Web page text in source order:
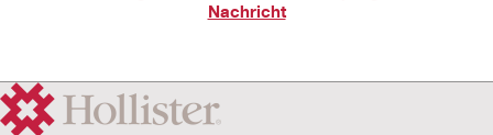
Nachricht